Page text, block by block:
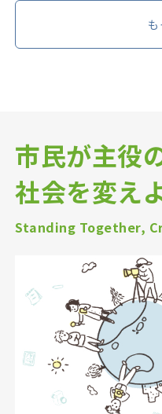
市民が主役
社会を変え
Standing Together,